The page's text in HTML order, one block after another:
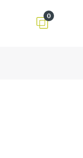
0